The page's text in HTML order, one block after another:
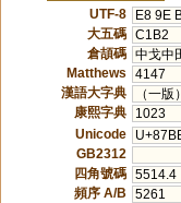
UTF-8
E8 9E
大五碼 C1B2
倉頡碼 中戈中
Matthews
4147
漢語大字典
（一
康熙字典
1023
Unicode
GB2312
四角號碼 5514.4
頻序 A/B
5261